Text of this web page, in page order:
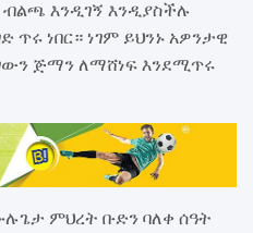
እንዲገኝ እንዲያስችሉ
ጥሩ ነበር። ነገም ይህንኑ አዎንታዊ
ጅማን ለማሸነፍ እንደሚጥሩ
ምህረት ቡድን ባለቀ ሰዓት